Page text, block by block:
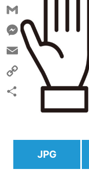
JPG
Hatena
Gmail
Messenger
Email
Copy